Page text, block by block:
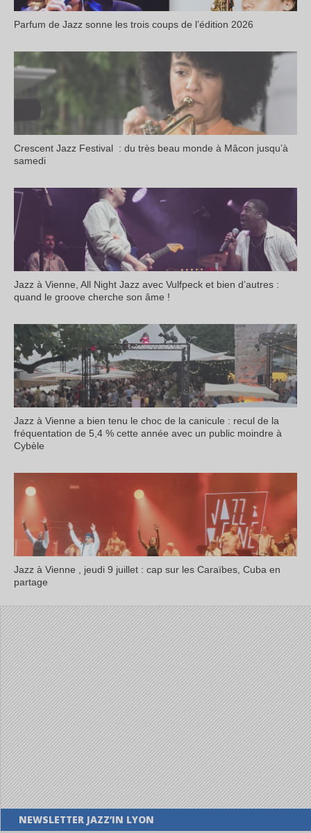
Parfum de Jazz sonne les trois coups de l’édition 2026
Crescent Jazz Festival : du très beau monde à Mâcon jusqu’à
samedi
Jazz à Vienne, All Night Jazz avec Vulfpeck et bien d’autres :
quand le groove cherche son âme !
Jazz à Vienne a bien tenu le choc de la canicule : recul de la
fréquentation de 5,4 % cette année avec un public moindre à
Cybèle
Jazz à Vienne , jeudi 9 juillet : cap sur les Caraïbes, Cuba en
partage
NEWSLETTER JAZZ’IN LYON